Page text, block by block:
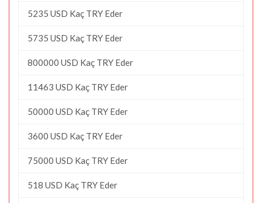
5235 USD Kaç TRY Eder
5735 USD Kaç TRY Eder
800000 USD Kaç TRY Eder
11463 USD Kaç TRY Eder
50000 USD Kaç TRY Eder
3600 USD Kaç TRY Eder
75000 USD Kaç TRY Eder
518 USD Kaç TRY Eder